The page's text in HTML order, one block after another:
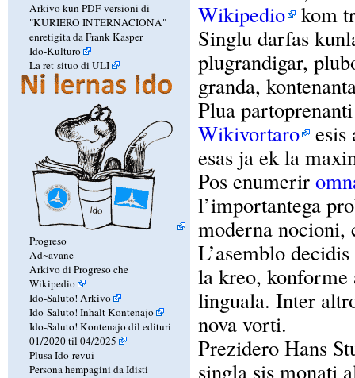
Arkivo kun PDF-versioni di
"KURIERO INTERNACIONA"
enretigita da Frank Kasper
Ido-Kulturo
La ret-situo di ULI
Progreso
Ad~avane
Arkivo di Progreso che
Wikipedio
Ido-Saluto! Arkivo
Ido-Saluto! Inhalt Kontenajo
Ido-Saluto! Kontenajo dil edituri
01/2020 til 04/2025
Plusa Ido-revui
Persona hempagini da Idisti
Wikipedio kom
Singlu darfas
plugrandigar,
granda,
Plua
Wikivortaro esis
esas ja ek la
Pos enumerir
l’importantega
moderna nocioni,
L’asemblo
la kreo,
linguala. Inter
nova vorti.
Prezidero Hans
singla sis monati